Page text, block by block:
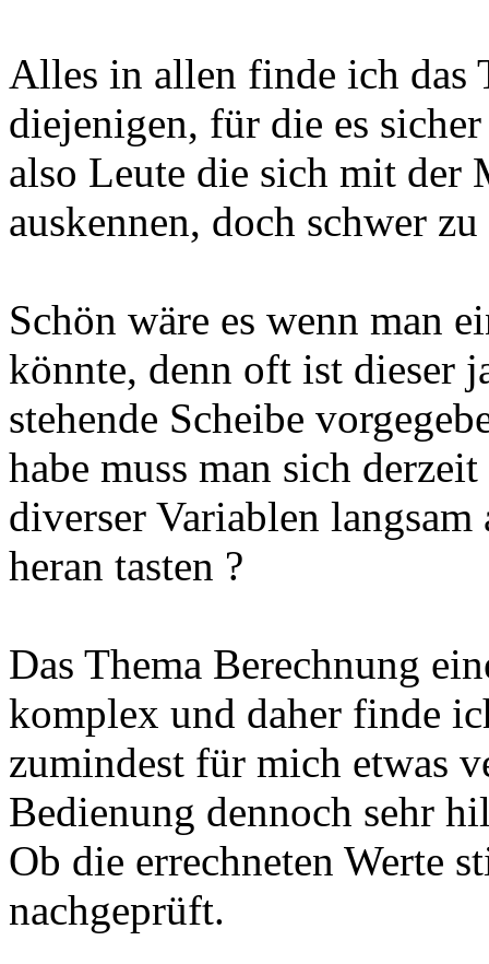
Alles in allen finde ich das
diejenigen, für die es
also Leute die sich mit der
auskennen, doch schwer
Schön wäre es wenn man
könnte, denn oft ist dieser
stehende Scheibe
habe muss man sich
diverser Variablen langsam
heran tasten ?
Das Thema Berechnung
komplex und daher finde
zumindest für mich etwas
Bedienung dennoch sehr
Ob die errechneten Werte
nachgeprüft.